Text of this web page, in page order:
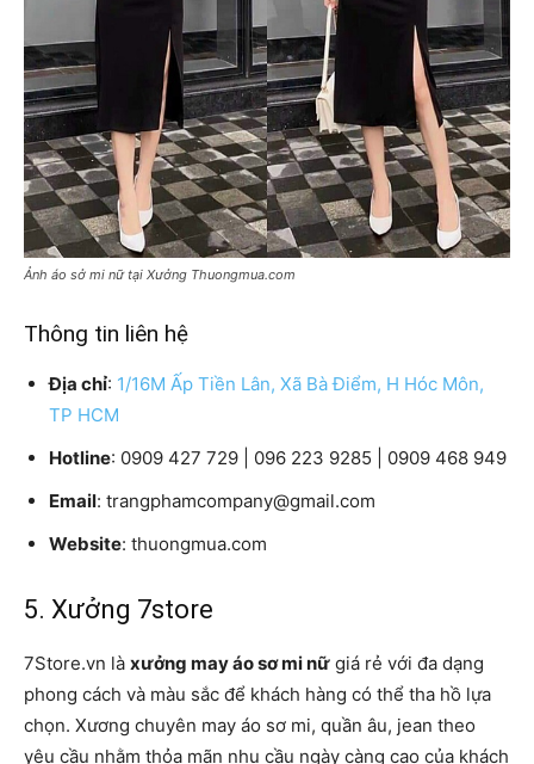
Ảnh áo sở mi nữ tại Xưởng Thuongmua.com
Thông tin liên hệ
Địa chỉ: 1/16M Ấp Tiền Lân, Xã Bà Điểm, H Hóc Môn,
TP HCM
Hotline: 0909 427 729 | 096 223 9285 | 0909 468 949
Email: trangphamcompany@gmail.com
Website: thuongmua.com
5. Xưởng 7store
7Store.vn là xưởng may áo sơ mi nữ giá rẻ với đa dạng
phong cách và màu sắc để khách hàng có thể tha hồ lựa
chọn. Xương chuyên may áo sơ mi, quần âu, jean theo
yêu cầu nhằm thỏa mãn nhu cầu ngày càng cao của khách